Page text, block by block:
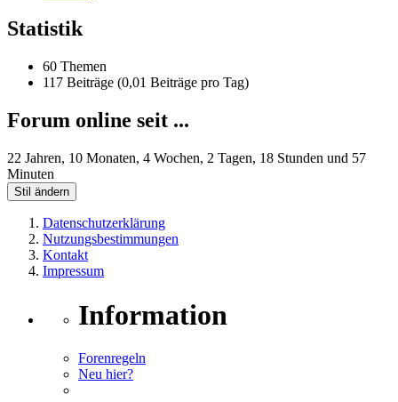
Statistik
60 Themen
117 Beiträge (0,01 Beiträge pro Tag)
Forum online seit ...
22 Jahren, 10 Monaten, 4 Wochen, 2 Tagen, 18 Stunden und 57
Minuten
Stil ändern
Datenschutzerklärung
Nutzungsbestimmungen
Kontakt
Impressum
Information
Forenregeln
Neu hier?